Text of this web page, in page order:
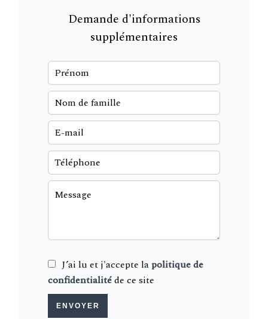
Demande d'informations
supplémentaires
J’ai lu et j'accepte lapolitique de
confidentialitéde ce site
ENVOYER